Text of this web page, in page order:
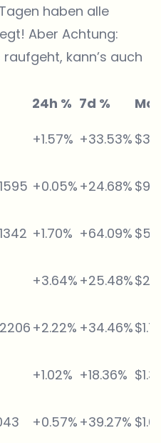
haben alle
Aber Achtung:
kann’s auch
24h % 7d %
+1.57% +33.53%
+0.05% +24.68%
+1.70% +64.09%
+3.64% +25.48%
+2.22% +34.46%
+1.02% +18.36%
+0.57% +39.27%